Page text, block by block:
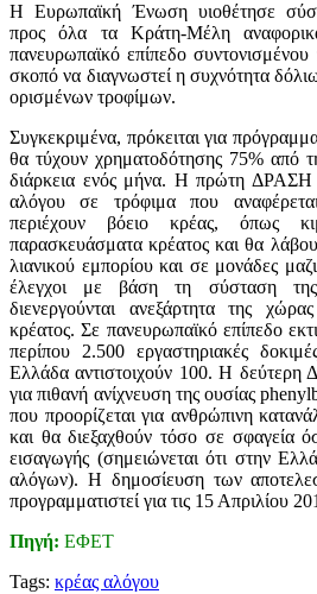
Η Ευρωπαϊκή Ένωση υιοθέτησε
προς όλα τα Κράτη-Μέλη
πανευρωπαϊκό επίπεδο
σκοπό να διαγνωστεί η συχνότητα
ορισμένων τροφίμων.
Συγκεκριμένα, πρόκειται για
θα τύχουν χρηματοδότησης 75% από
διάρκεια ενός μήνα. Η πρώτη
αλόγου σε τρόφιμα που
περιέχουν βόειο κρέας, όπως
παρασκευάσματα κρέατος και θα
λιανικού εμπορίου και σε μονάδες
έλεγχοι με βάση τη σύσταση της
διενεργούνται ανεξάρτητα της
κρέατος. Σε πανευρωπαϊκό επίπεδο
περίπου 2.500 εργαστηριακές
Ελλάδα αντιστοιχούν 100. Η
για πιθανή ανίχνευση της ουσίας
που προορίζεται για ανθρώπινη
και θα διεξαχθούν τόσο σε σφαγεία
εισαγωγής (σημειώνεται ότι στην
αλόγων). Η δημοσίευση των
προγραμματιστεί για τις 15 Απριλίου
Πηγή: ΕΦΕΤ
Tags: κρέας αλόγου